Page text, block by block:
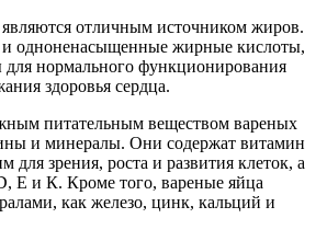
отличным источником жиров.
одноненасыщенные жирные кислоты,
нормального функционирования
здоровья сердца.
питательным веществом вареных
и минералы. Они содержат витамин
для зрения, роста и развития клеток, а
Е и К. Кроме того, вареные яйца
как железо, цинк, кальций и